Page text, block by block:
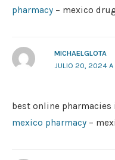
pharmacy – mexico
MICHAELGLOTA
JULIO 20, 2024 A
best online pharmacies
mexico pharmacy –